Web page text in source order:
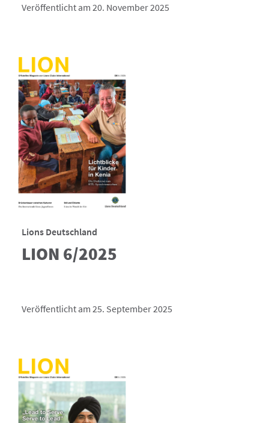
Veröffentlicht am 20. November 2025
Lions Deutschland
LION 6/2025
Veröffentlicht am 25. September 2025